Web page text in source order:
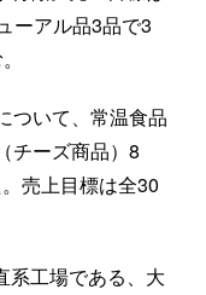
ーアル品3品で3
ついて、常温食品
チーズ商品）8
売上目標は全30
系工場である、大